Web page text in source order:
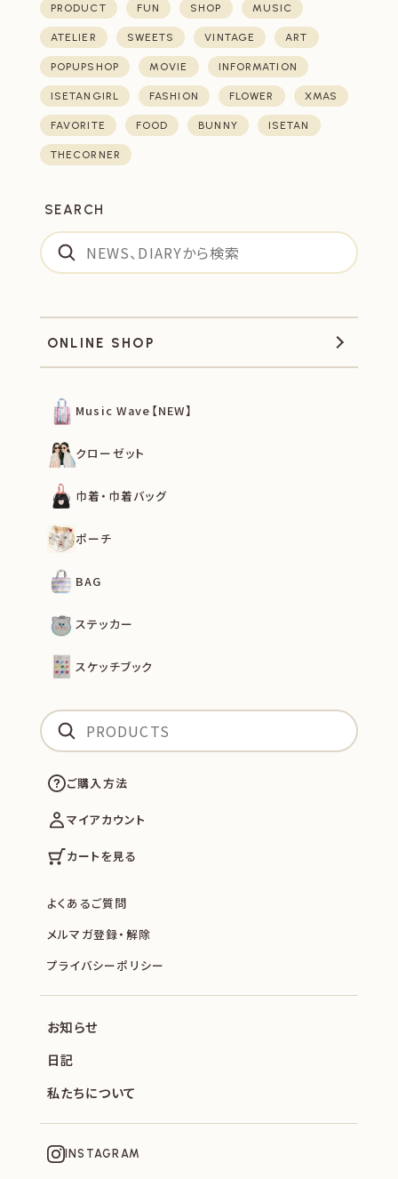
PRODUCT FUN SHOP MUSIC
ATELIER SWEETS VINTAGE ART
POPUPSHOP MOVIE INFORMATION
ISETANGIRL FASHION FLOWER XMAS
FAVORITE FOOD BUNNY ISETAN
THECORNER
SEARCH
ONLINE SHOP
Music Wave【NEW】
クローゼット
巾着・巾着バッグ
ポーチ
BAG
ステッカー
スケッチブック
ご購入方法
マイアカウント
カートを見る
よくあるご質問
メルマガ登録・解除
プライバシーポリシー
お知らせ
日記
私たちについて
INSTAGRAM